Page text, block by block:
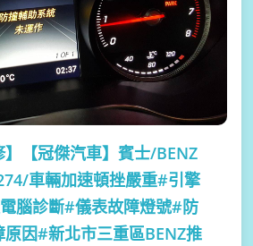
【冠傑汽車】賓士/BENZ
車輛加速頓挫嚴重#引擎
腦診斷#儀表故障燈號#防
因#新北市三重區BENZ推